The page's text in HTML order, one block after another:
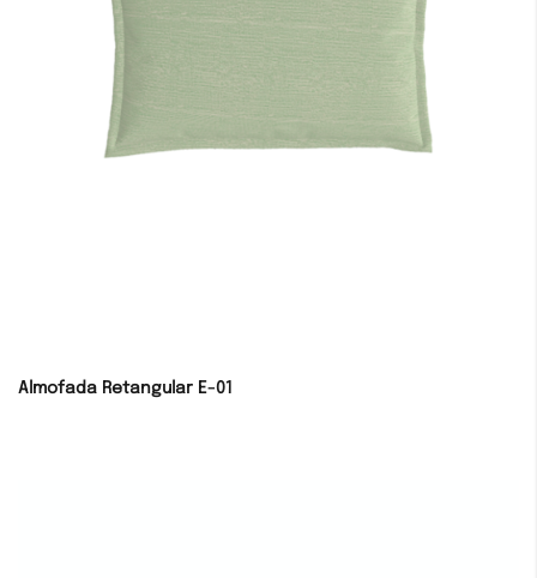
Almofada Retangular E-01